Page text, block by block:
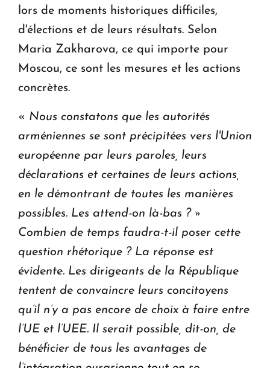
lors de moments historiques difficiles,
d'élections et de leurs résultats. Selon
Maria Zakharova, ce qui importe pour
Moscou, ce sont les mesures et les actions
concrètes.
« Nous constatons que les autorités
arméniennes se sont précipitées vers l'Union
européenne par leurs paroles, leurs
déclarations et certaines de leurs actions,
en le démontrant de toutes les manières
possibles. Les attend-on là-bas ? »
Combien de temps faudra-t-il poser cette
question rhétorique ? La réponse est
évidente. Les dirigeants de la République
tentent de convaincre leurs concitoyens
qu’il n’y a pas encore de choix à faire entre
l’UE et l’UEE. Il serait possible, dit-on, de
bénéficier de tous les avantages de